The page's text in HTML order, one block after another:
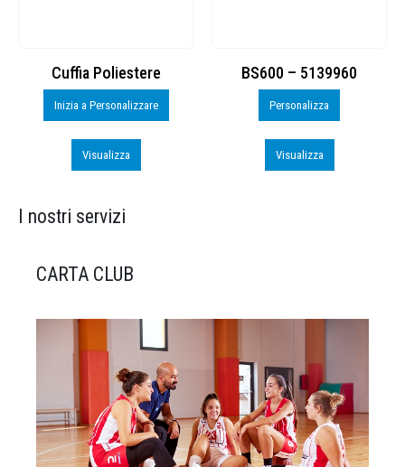
Cuffia Poliestere
Inizia a Personalizzare
Visualizza
BS600 – 5139960
Personalizza
Visualizza
I nostri servizi
CARTA CLUB